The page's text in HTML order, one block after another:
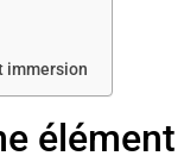
immersion